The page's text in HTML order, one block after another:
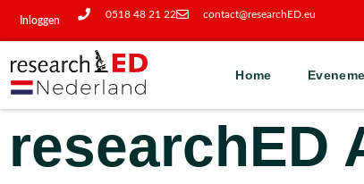
Inloggen
0518 48 21 22 contact@researchED.eu
Home
researchED